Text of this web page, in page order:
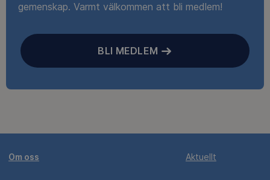
gemenskap. Varmt välkommen att bli medlem!
BLI MEDLEM
Om oss Aktuellt